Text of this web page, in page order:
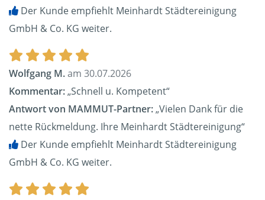
Der Kunde empfiehlt Meinhardt Städtereinigung
GmbH & Co. KG weiter.
Wolfgang M.am 30.07.2026
Kommentar:„Schnell u. Kompetent“
Antwort von MAMMUT-Partner:„Vielen Dank für die
nette Rückmeldung. Ihre Meinhardt Städtereinigung“
Der Kunde empfiehlt Meinhardt Städtereinigung
GmbH & Co. KG weiter.